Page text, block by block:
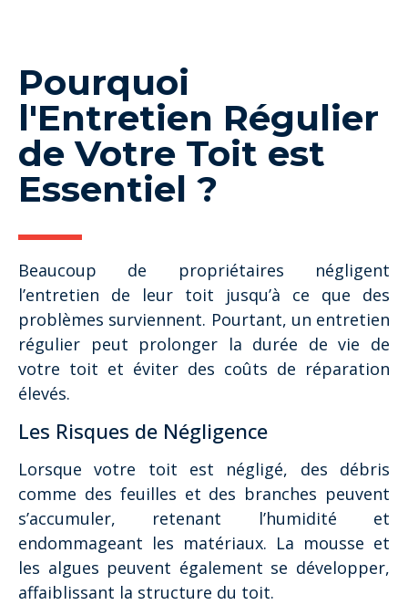
Pourquoi
l'Entretien Régulier
de Votre Toit est
Essentiel ?
Beaucoup de propriétaires négligent
l’entretien de leur toit jusqu’à ce que des
problèmes surviennent. Pourtant, un entretien
régulier peut prolonger la durée de vie de
votre toit et éviter des coûts de réparation
élevés.
Les Risques de Négligence
Lorsque votre toit est négligé, des débris
comme des feuilles et des branches peuvent
s’accumuler, retenant l’humidité et
endommageant les matériaux. La mousse et
les algues peuvent également se développer,
affaiblissant la structure du toit.